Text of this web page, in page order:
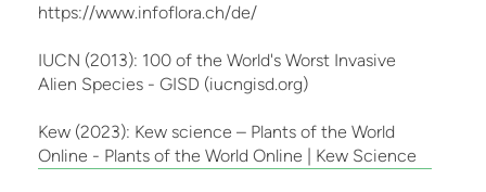
https://www.infoflora.ch/de/
IUCN (2013): 100 of the World's Worst Invasive
Alien Species - GISD (iucngisd.org)
Kew (2023): Kew science – Plants of the World
Online - Plants of the World Online | Kew Science